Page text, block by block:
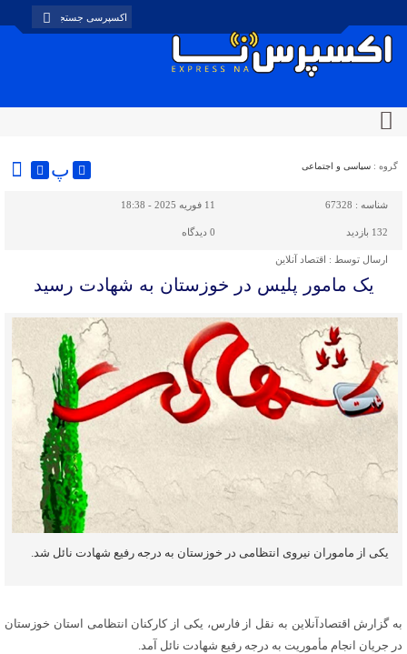
گروه : سیاسی و اجتماعی پ
شناسه : 67328 11 فوریه 2025 - 18:38
132 بازدید 0 دیدگاه
ارسال توسط : اقتصاد آنلاین
یک مامور پلیس در خوزستان به شهادت رسید
یکی از ماموران نیروی انتظامی در خوزستان به درجه رفیع شهادت نائل شد.
به گزارش اقتصادآنلاین به نقل از فارس، یکی از کارکنان انتظامی استان خوزستان
در جریان انجام مأموریت به درجه رفیع شهادت نائل آمد.